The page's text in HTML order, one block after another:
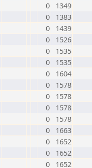
0
1349
0
1383
0
1439
0
1526
0
1535
0
1535
0
1604
0
1578
0
1578
0
1578
0
1578
0
1663
0
1652
0
1652
0
1652